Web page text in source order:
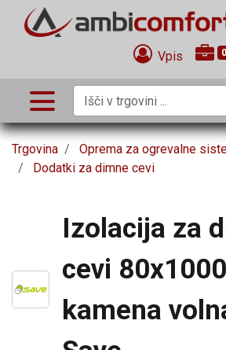
Vpis 0
Trgovina Oprema za ogrevalne
Dodatki za dimne cevi
Izolacija za
cevi
kamena